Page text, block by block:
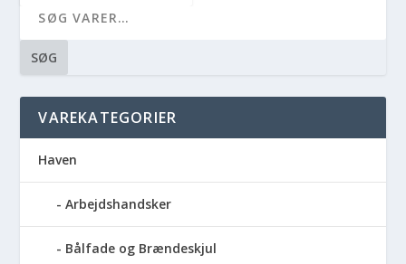
SØG
VAREKATEGORIER
Haven
Arbejdshandsker
Bålfade og Brændeskjul